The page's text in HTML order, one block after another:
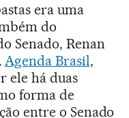
era uma
do
Senado, Renan
Agenda Brasil,
ele há duas
forma de
entre o Senado